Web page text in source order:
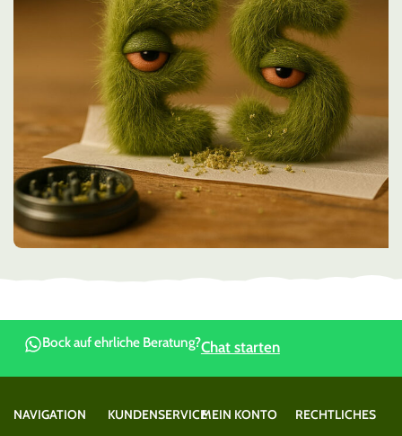
Bock auf ehrliche Beratung?Chat starten
NAVIGATION
KUNDENSERVICEMEIN KONTO
RECHTLICHES